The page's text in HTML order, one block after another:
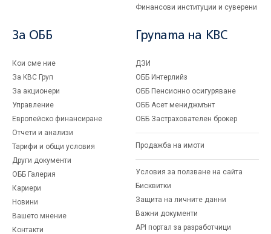
Финансови институции и суверени
За ОББ
Кои сме ние
За KBC Груп
За акционери
Управление
Европейско финансиране
Отчети и анализи
Тарифи и общи условия
Други документи
ОББ Галерия
Кариери
Новини
Вашето мнение
Контакти
Групата на KBC
ДЗИ
ОББ Интерлийз
ОББ Пенсионно осигуряване
ОББ Асет мениджмънт
ОББ Застрахователен брокер
Продажба на имоти
Условия за ползване на сайта
Бисквитки
Защита на личните данни
Важни документи
API портал за разработчици